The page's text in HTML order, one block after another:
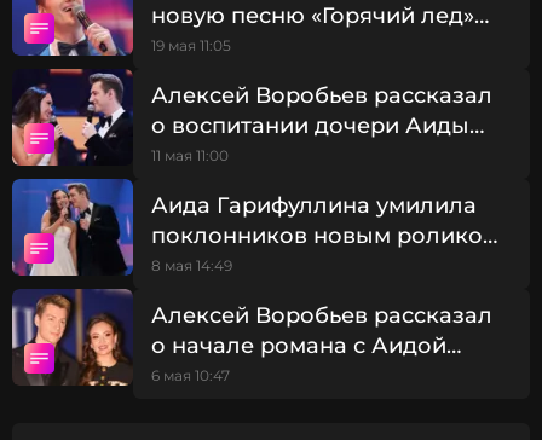
Instagram Аиды Гарифуллиной и Алексея Воробьева
(запрещенная в России соцсеть; принадлежит компании
новую песню «Горячий лед»
жене Аиде Гарифуллиной
19 мая 11:05
Алексей Воробьев рассказал
о воспитании дочери Аиды
Гарифуллиной и
отчима»
11 мая 11:00
Аида Гарифуллина умилила
поклонников новым роликом
с Алексеем Воробьевым
8 мая 14:49
Алексей Воробьев рассказал
о начале романа с Аидой
Гарифуллиной: «Такое
6 мая 10:47